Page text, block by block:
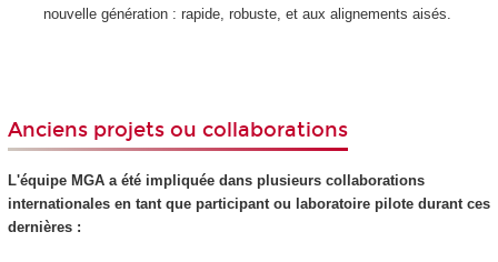
nouvelle génération : rapide, robuste, et aux alignements aisés.
Anciens projets ou collaborations
L'équipe MGA a été impliquée dans plusieurs collaborations
internationales en tant que participant ou laboratoire pilote durant ces
dernières :